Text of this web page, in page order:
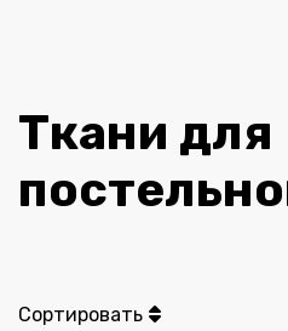
Ткани для
Сортировать